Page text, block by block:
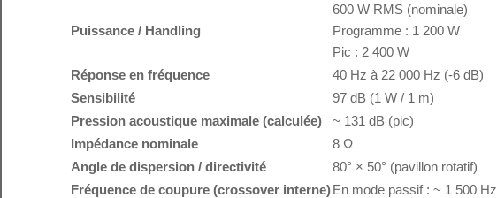
Puissance / Handling
600 W RMS (nominale)
Programme : 1 200 W
Pic : 2 400 W
Réponse en fréquence
40 Hz à 22 000 Hz (-6 dB)
Sensibilité
97 dB (1 W / 1 m)
Pression acoustique maximale (calculée)
~ 131 dB (pic)
Impédance nominale
8 Ω
Angle de dispersion / directivité
80° × 50° (pavillon rotatif)
Fréquence de coupure (crossover interne)En mode passif : ~ 1 500 Hz